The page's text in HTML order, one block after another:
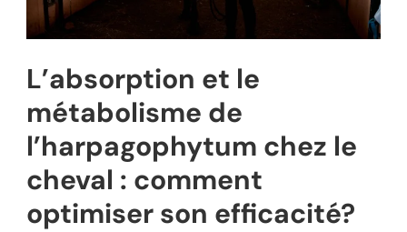
L’absorption et le
métabolisme de
l’harpagophytum chez le
cheval : comment
optimiser son efficacité?